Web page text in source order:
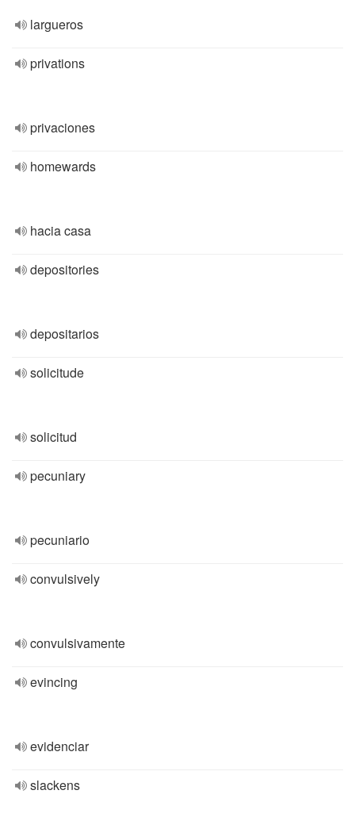
largueros
privations
privaciones
homewards
hacia casa
depositories
depositarios
solicitude
solicitud
pecuniary
pecuniario
convulsively
convulsivamente
evincing
evidenciar
slackens